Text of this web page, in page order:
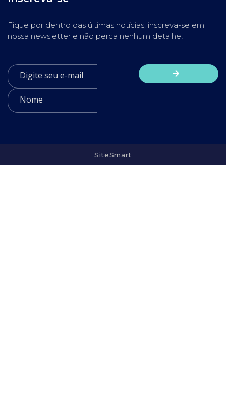
Fique por dentro das últimas notícias, inscreva-se em
nossa newsletter e não perca nenhum detalhe!
SiteSmart